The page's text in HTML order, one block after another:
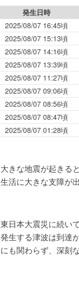
発生日時
2025/08/07 16:45頃
2025/08/07 15:13頃
2025/08/07 14:16頃
2025/08/07 13:39頃
2025/08/07 11:27頃
2025/08/07 09:06頃
2025/08/07 08:56頃
2025/08/07 08:47頃
2025/08/07 01:28頃
大きな地震が起きる
生活に大きな支障が
東日本大震災に続い
発生する津波は到達
にも関わらず、深刻